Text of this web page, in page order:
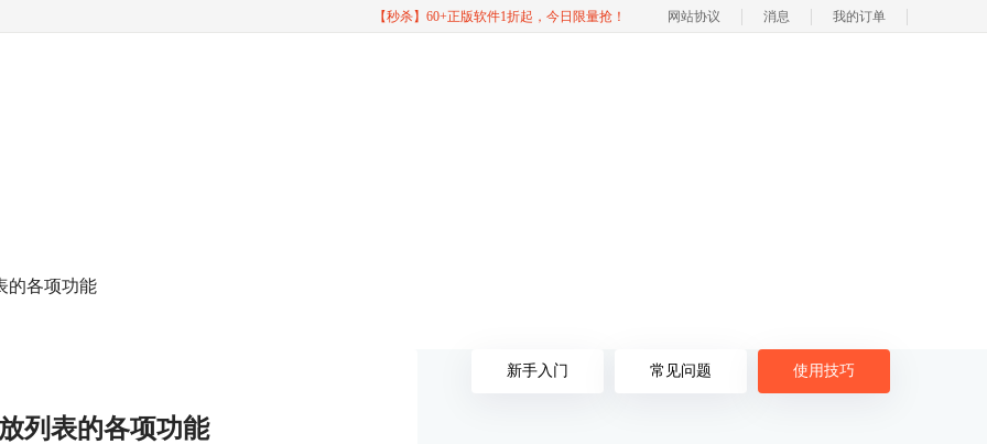
【秒杀】60+正版软件1折起，今日限量抢！ 网站协议 消息 我的订单
的各项功能
列表的各项功能
新手入门 常见问题 使用技巧